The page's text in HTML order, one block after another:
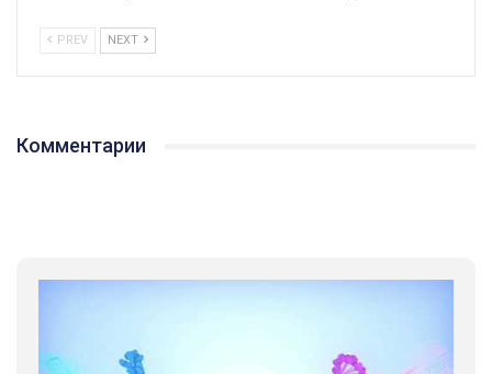
PREV NEXT
Комментарии